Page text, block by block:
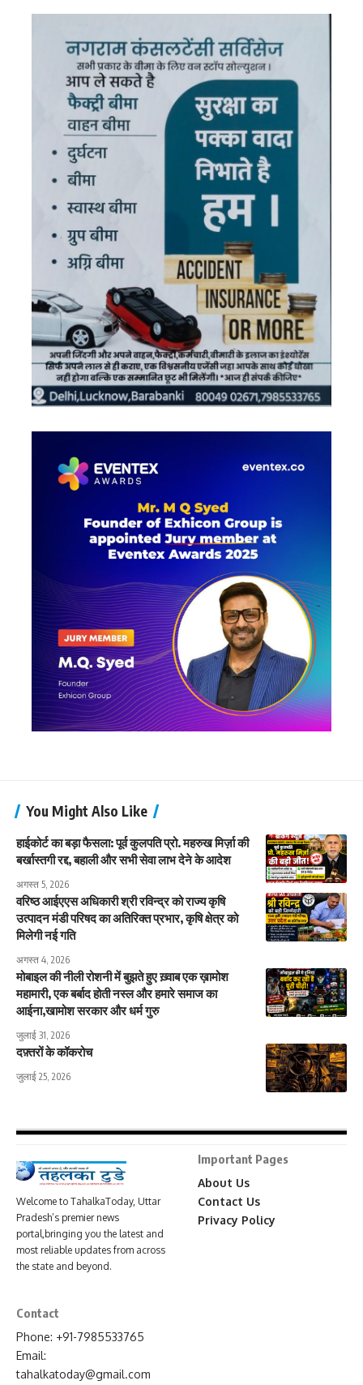
You Might Also Like
हाईकोर्ट का बड़ा फैसला: पूर्व कुलपति प्रो. महरुख मिर्ज़ा की
बर्खास्तगी रद्द, बहाली और सभी सेवा लाभ देने के आदेश
अगस्त 5, 2026
वरिष्ठ आईएएस अधिकारी श्री रविन्द्र को राज्य कृषि
उत्पादन मंडी परिषद का अतिरिक्त प्रभार, कृषि क्षेत्र को
मिलेगी नई गति
अगस्त 4, 2026
मोबाइल की नीली रोशनी में बुझते हुए ख़्वाब एक ख़ामोश
महामारी, एक बर्बाद होती नस्ल और हमारे समाज का
आईना,खामोश सरकार और धर्म गुरु
जुलाई 31, 2026
दफ़्तरों के कॉकरोच
जुलाई 25, 2026
Welcome to TahalkaToday, Uttar
Pradesh’s premier news
portal,bringing you the latest and
most reliable updates from across
the state and beyond.
Important Pages
About Us
Contact Us
Privacy Policy
Contact
Phone: +91-7985533765
Email:
tahalkatoday@gmail.com